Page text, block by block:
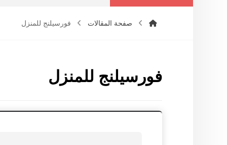
صفحة المقالات فورسيلنج للمنزل
فورسيلنج للمنزل